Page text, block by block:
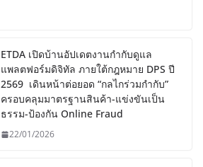
ETDA เปิดบ้านอัปเดตงานกำกับดูแล
แพลตฟอร์มดิจิทัล ภายใต้กฎหมาย DPS ปี
2569 เดินหน้าต่อยอด “กลไกร่วมกำกับ”
ครอบคลุมมาตรฐานสินค้า-แข่งขันเป็น
ธรรม-ป้องกัน Online Fraud
22/01/2026